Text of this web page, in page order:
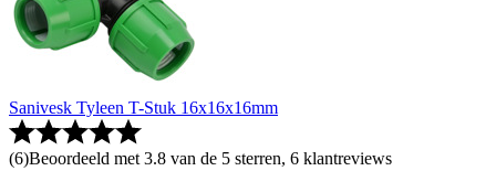
Sanivesk Tyleen T-Stuk 16x16x16mm
(6)Beoordeeld met 3.8 van de 5 sterren, 6 klantreviews